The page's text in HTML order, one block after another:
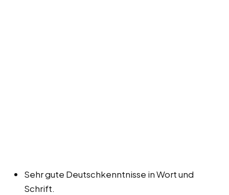
Sehr gute Deutschkenntnisse in Wort und
Schrift.